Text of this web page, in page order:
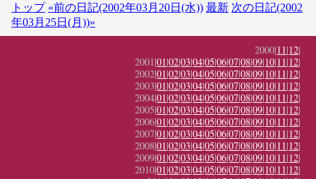
トップ «前の日記(2002年03月20日(水)) 最新 次の日記(2002
年03月25日(月))»
2000|11|12|
2001|01|02|03|04|05|06|07|08|09|10|11|12|
2002|01|02|03|04|05|06|07|08|09|10|11|12|
2003|01|02|03|04|05|06|07|08|09|10|11|12|
2004|01|02|03|04|05|06|07|08|09|10|11|12|
2005|01|02|03|04|05|06|07|08|09|10|11|12|
2006|01|02|03|04|05|06|07|08|09|10|11|12|
2007|01|02|03|04|05|06|07|08|09|10|11|12|
2008|01|02|03|04|05|06|07|08|09|10|11|12|
2009|01|02|03|04|05|06|07|08|09|10|11|12|
2010|01|02|03|04|05|06|07|08|09|10|11|12|